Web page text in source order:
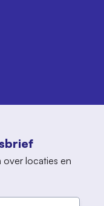
over locaties en